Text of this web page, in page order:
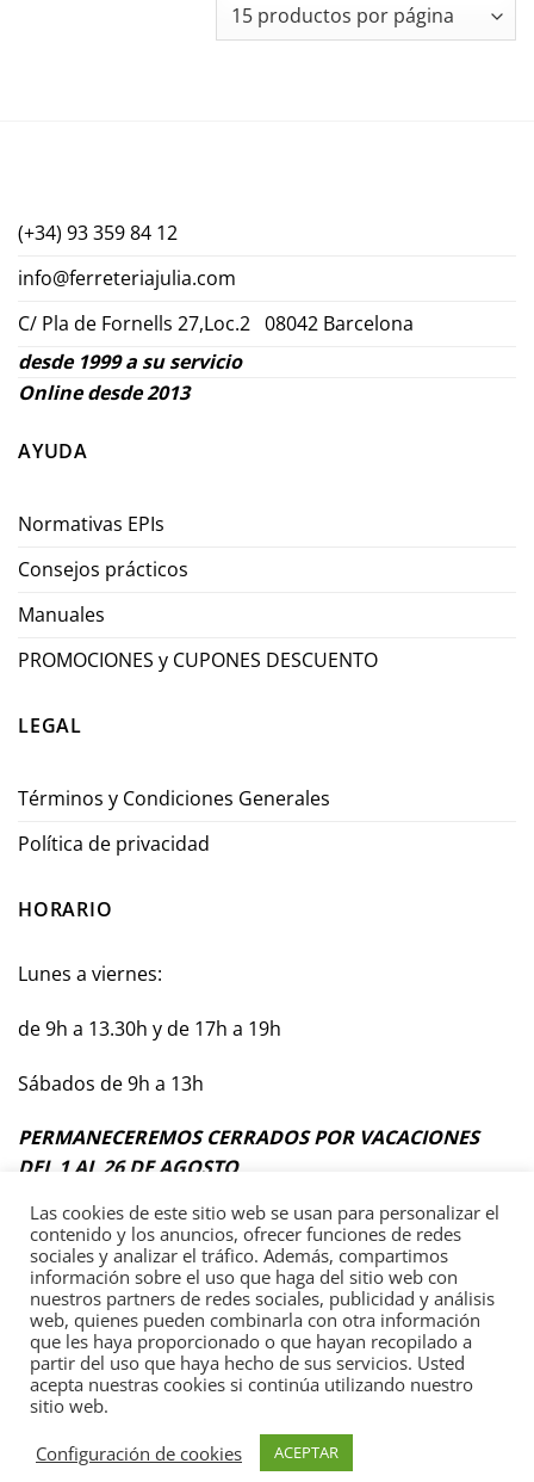
(+34) 93 359 84 12
info@ferreteriajulia.com
C/ Pla de Fornells 27,Loc.2 08042 Barcelona
desde 1999 a su servicio
Online desde 2013
AYUDA
Normativas EPIs
Consejos prácticos
Manuales
PROMOCIONES y CUPONES DESCUENTO
LEGAL
Términos y Condiciones Generales
Política de privacidad
HORARIO
Lunes a viernes:
de 9h a 13.30h y de 17h a 19h
Sábados de 9h a 13h
PERMANECEREMOS CERRADOS POR VACACIONES
DEL 1 AL 26 DE AGOSTO
Términos y Condiciones Generales
Política de privacidad
PayPal
Copyright 2026 ©Ferreteria Julià
Las cookies de este sitio web se usan para personalizar el
contenido y los anuncios, ofrecer funciones de redes
sociales y analizar el tráfico. Además, compartimos
información sobre el uso que haga del sitio web con
nuestros partners de redes sociales, publicidad y análisis
web, quienes pueden combinarla con otra información
que les haya proporcionado o que hayan recopilado a
partir del uso que haya hecho de sus servicios. Usted
acepta nuestras cookies si continúa utilizando nuestro
sitio web.
Configuración de cookies
ACEPTAR